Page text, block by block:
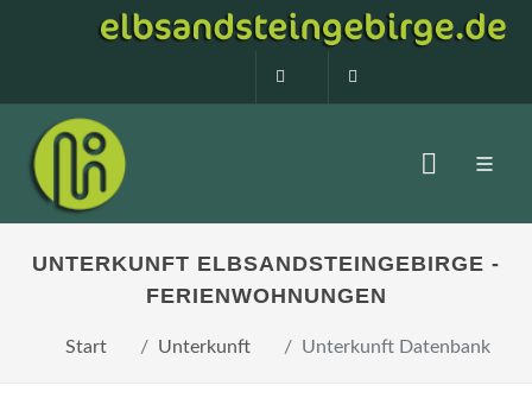
0160 99873408
UNTERKUNFT ELBSANDSTEINGEBIRGE -
FERIENWOHNUNGEN
Start Unterkunft Unterkunft Datenbank